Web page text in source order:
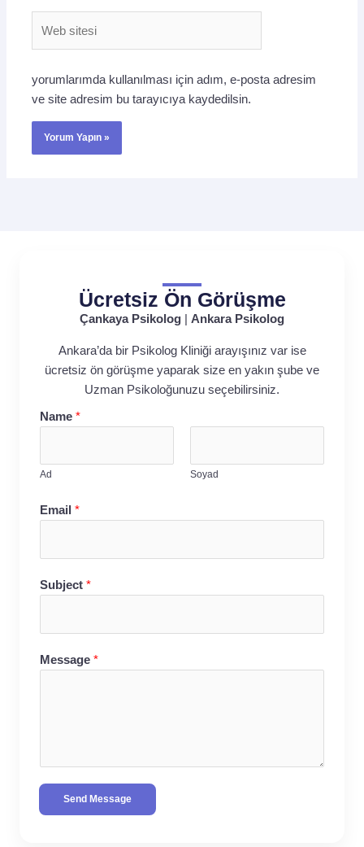
sitesi
yorumlarımda kullanılması için adım, e-posta adresim
ve site adresim bu tarayıcıya kaydedilsin.
Ücretsiz Ön Görüşme
Çankaya Psikolog Ankara Psikolog
Ankara’da bir Psikolog Kliniği arayışınız var ise
ücretsiz ön görüşme yaparak size en yakın şube ve
Uzman Psikoloğunuzu seçebilirsiniz.
Name *
Ad Soyad
Email *
Subject *
Message *
Send Message